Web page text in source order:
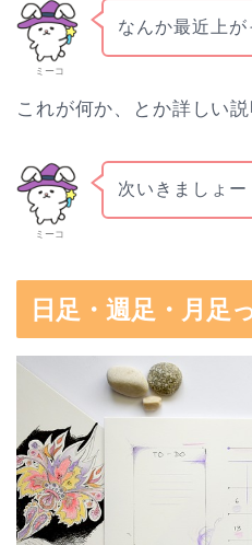
ミーコ
なんか最近上が
これが何か、とか詳しい
ミーコ
次いきましょー
日足・週足・月足